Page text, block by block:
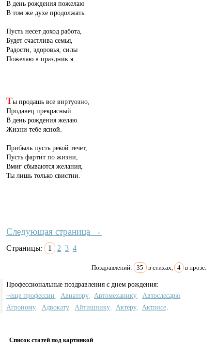
В день рождения пожелаю
В том же духе продолжать.
Пусть несет доход работа,
Будет счастлива семья,
Радости, здоровья, силы
Пожелаю в праздник я.
Ты продашь все виртуозно,
Продавец прекрасный.
В день рождения желаю
Жизни тебе ясной.
Прибыль пусть рекой течет,
Пусть фартит по жизни,
Вмиг сбываются желания,
Ты лишь только свистни.
Следующая страница →
Страницы: 1 2 3 4
Поздравлений: 35 в стихах, 4 в прозе.
Профессиональные поздравления с днем рождения:
~еще профессии
Авиатору Автомеханику Автослесарю
Агроному Адвокату Айтишнику Актеру Актрисе
Список статей под картинкой